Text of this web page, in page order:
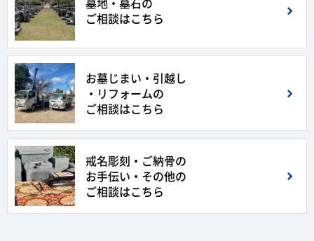
ご相談はこちら
お墓じまい・引越し
・リフォームの
ご相談はこちら
戒名彫刻・ご納骨の
お手伝い・その他の
ご相談はこちら